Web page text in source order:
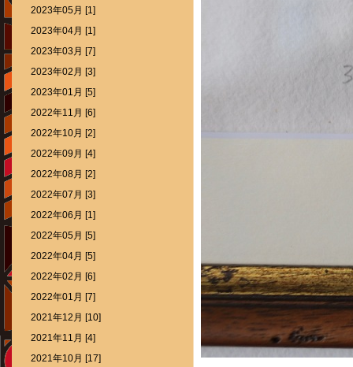
2023年05月 [1]
2023年04月 [1]
2023年03月 [7]
2023年02月 [3]
2023年01月 [5]
2022年11月 [6]
2022年10月 [2]
2022年09月 [4]
2022年08月 [2]
2022年07月 [3]
2022年06月 [1]
2022年05月 [5]
2022年04月 [5]
2022年02月 [6]
2022年01月 [7]
2021年12月 [10]
2021年11月 [4]
2021年10月 [17]